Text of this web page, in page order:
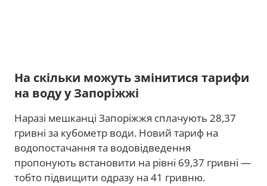
На скільки можуть змінитися тарифи
на воду у Запоріжжі
Наразі мешканці Запоріжжя сплачують 28,37
гривні за кубометр води. Новий тариф на
водопостачання та водовідведення
пропонують встановити на рівні 69,37 гривні —
тобто підвищити одразу на 41 гривню.